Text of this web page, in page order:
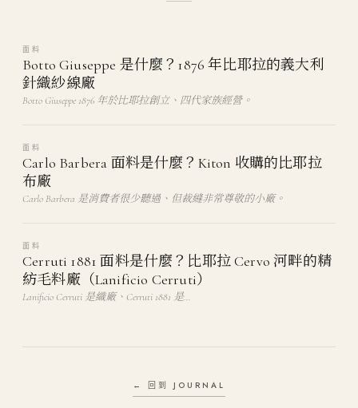
面料
Botto Giuseppe 是什麼？1876 年比耶拉的義大利
針織紗線廠
Botto Giuseppe 1876 年於比耶拉創立、四代家族經營。
面料
Carlo Barbera 面料是什麼？Kiton 收購的比耶拉
布廠
Carlo Barbera 是消費者很少聽過、但裁縫非常尊敬的小廠。
面料
Cerruti 1881 面料是什麼？比耶拉 Cervo 河畔的精
紡毛料廠（Lanificio Cerruti）
Lanificio Cerruti 是織廠、Cerruti 1881 是…
← 回到 JOURNAL